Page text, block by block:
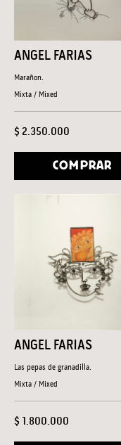
ANGEL FARIAS
Marañon.
Mixta / Mixed
$ 2.350.000
COMPRAR
ANGEL FARIAS
Las pepas de granadilla.
Mixta / Mixed
$ 1.800.000